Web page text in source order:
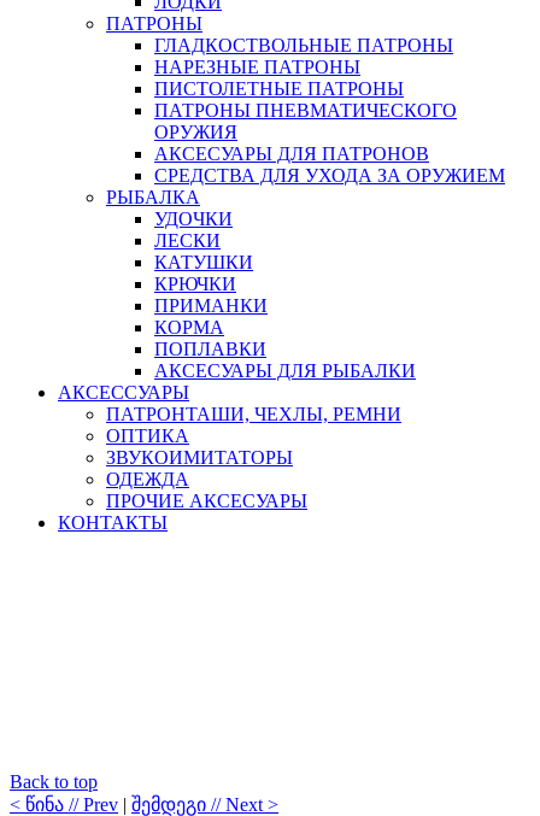
ПАТРОНЫ
ГЛАДКОСТВОЛЬНЫЕ ПАТРОНЫ
НАРЕЗНЫЕ ПАТРОНЫ
ПИСТОЛЕТНЫЕ ПАТРОНЫ
ПАТРОНЫ ПНЕВМАТИЧЕСКОГО
ОРУЖИЯ
АКСЕСУАРЫ ДЛЯ ПАТРОНОВ
СРЕДСТВА ДЛЯ УХОДА ЗА ОРУЖИЕМ
РЫБАЛКА
УДОЧКИ
ЛЕСКИ
КАТУШКИ
КРЮЧКИ
ПРИМАНКИ
КОРМА
ПОПЛАВКИ
АКСЕСУАРЫ ДЛЯ РЫБАЛКИ
АКСЕССУАРЫ
ПАТРОНТАШИ, ЧЕХЛЫ, РЕМНИ
ОПТИКА
ЗВУКОИМИТАТОРЫ
ОДЕЖДА
ПРОЧИЕ АКСЕСУАРЫ
КОНТАКТЫ
Back to top
< წინა // Prev | შემდეგი // Next >